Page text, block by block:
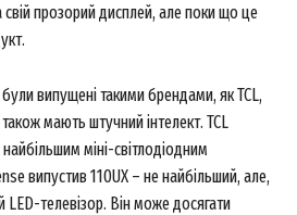
прозорий дисплей, але поки що це
були випущені такими брендами, як TCL,
також мають штучний інтелект. TCL
міні-світлодіодним
випустив 110UX – не найбільший, але,
телевізор. Він може досягати